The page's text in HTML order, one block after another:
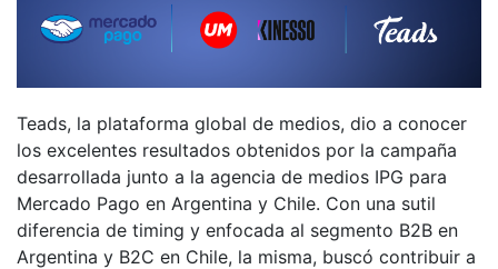
Teads, la plataforma global de medios, dio a conocer
los excelentes resultados obtenidos por la campaña
desarrollada junto a la agencia de medios IPG para
Mercado Pago en Argentina y Chile. Con una sutil
diferencia de timing y enfocada al segmento B2B en
Argentina y B2C en Chile, la misma, buscó contribuir a